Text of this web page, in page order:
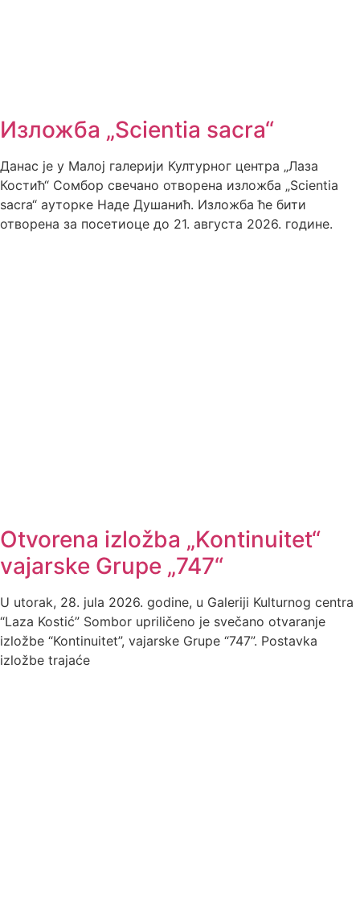
Изложба „Scientia sacra“
Данас је у Малој галерији Културног центра „Лаза
Костић“ Сомбор свечано отворена изложба „Scientia
sacra“ ауторке Наде Душанић. Изложба ће бити
отворена за посетиоце до 21. августа 2026. године.
Otvorena izložba „Kontinuitet“
vajarske Grupe „747“
U utorak, 28. jula 2026. godine, u Galeriji Kulturnog centra
“Laza Kostić” Sombor upriličeno je svečano otvaranje
izložbe “Kontinuitet”, vajarske Grupe “747”. Postavka
izložbe trajaće